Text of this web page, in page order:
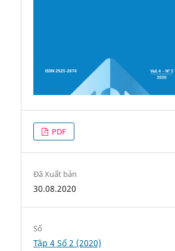
PDF
Đã Xuất bản
30.08.2020
Số
Tập 4 Số 2 (2020)